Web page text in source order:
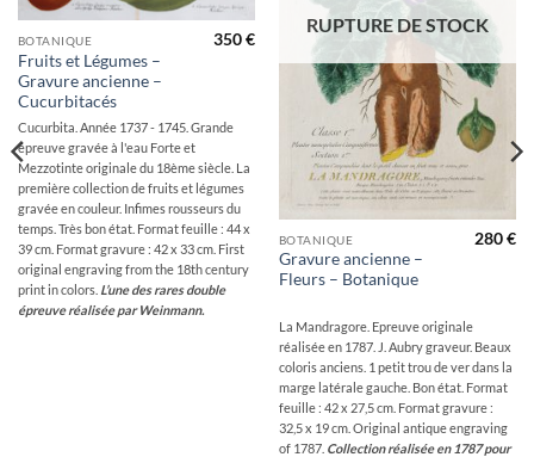
BOTANIQUE
Fruits et Légumes –
Gravure ancienne –
Cucurbitacés
350€
Cucurbita. Année 1737 - 1745. Grande
épreuve gravée à l'eau Forte et
Mezzotinte originale du 18ème siècle. La
première collection de fruits et légumes
gravée en couleur. Infimes rousseurs du
temps. Très bon état. Format feuille : 44 x
39 cm. Format gravure : 42 x 33 cm. First
original engraving from the 18th century
print in colors. L’une des rares double
épreuve réalisée par Weinmann.
RUPTURE DE STOCK
BOTANIQUE
Gravure ancienne –
Fleurs – Botanique
280€
La Mandragore. Epreuve originale
réalisée en 1787. J. Aubry graveur. Beaux
coloris anciens. 1 petit trou de ver dans la
marge latérale gauche. Bon état. Format
feuille : 42 x 27,5 cm. Format gravure :
32,5 x 19 cm. Original antique engraving
of 1787. Collection réalisée en 1787 pour